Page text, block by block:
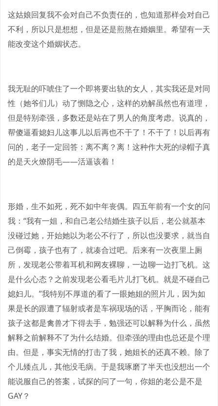
这姑娘回复我不会对自己不负责任的，也知道那样会对自己
不利，所以只是想想，但是还是煎熬在婚姻里。希望有一天
能改变这个婚姻状态。
我无耻的吓唬住了一个即将要出轨的女人，其实我还是对同
性（她爷们儿）动了恻隐之心，这样的劝解虽然也有道理，
但是特别牵强，多数还是站在了男人的角度考虑。说真的，
帮傻逼看媳妇儿这事儿以后再也不干了！不干了！以后再有
问的，老子一定回答：离不离？离！这种作大死的绿帽子真
的是天火燎阴毛——活逼该着！
形婚，生不如死，死不如中年丧偶。四五年前有一个女的问
我：“我有一姐，和自己老公结婚生孩子以后，老公就基本
没碰过她，开始她以为老公不行了，所以也没要求，就当自
己倒霉，孩子也有了，就凑合过吧。后来有一次夜里上厕
所，发现老公带着耳机和网友裸聊，一边聊一边打飞机。这
是什么心态？之前发现老公看毛片儿打飞机。就是不碰自己
媳妇儿。”我特别不厚道的看了一眼她姐的照片儿，因为如
果是长的跟遭了辐射或者是车祸现场的话，平胸而论，能有
孩子这都是禽兽才下得去手，勉强还可以解释为什么，虽然
解释之前解释不了为什么结婚。但牵强的理由也总还是个理
由。但是，事实无情的打击了我，她姐长的还真不赖。除了
个儿矮点儿，其他没毛病。于是我琢磨了半天也没想出一个
能说服自己的答案，试探的问了一句，你姐的老公是不是
GAY？